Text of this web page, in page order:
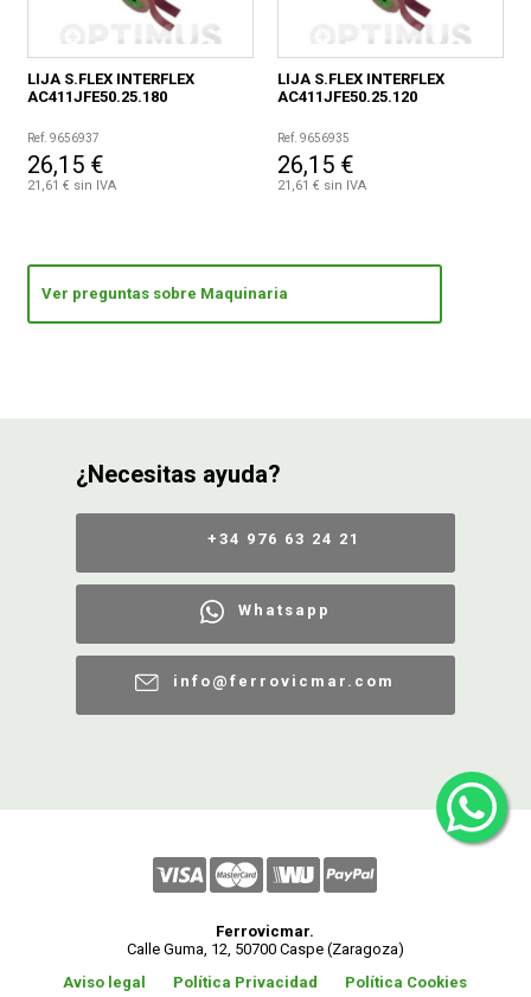
LIJA S.FLEX INTERFLEX
AC411JFE50.25.180
Ref. 9656937
26,15 €
21,61 € sin IVA
LIJA S.FLEX INTERFLEX
AC411JFE50.25.120
Ref. 9656935
26,15 €
21,61 € sin IVA
Ver preguntas sobre Maquinaria
¿Necesitas ayuda?
+34 976 63 24 21
Whatsapp
info@ferrovicmar.com
Ferrovicmar.
Calle Guma, 12, 50700 Caspe (Zaragoza)
Aviso legal
Política Privacidad Política Cookies